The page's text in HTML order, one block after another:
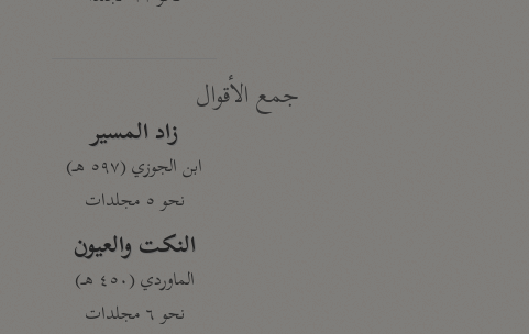
جمع الأقوال
زاد المسير
ابن الجوزي (٥٩٧ هـ)
نحو ٥ مجلدات
النكت والعيون
الماوردي (٤٥٠ هـ)
نحو ٦ مجلدات